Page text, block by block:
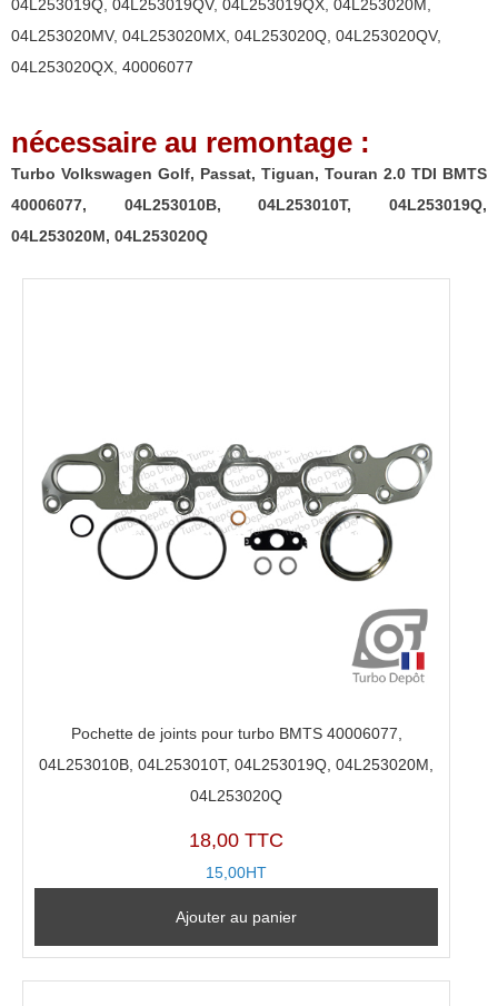
04L253010B,
04L253019Q,
04L253020M,
04L253020Q
04L253019Q, 04L253019QV, 04L253019QX, 04L253020M,
04L253020MV, 04L253020MX, 04L253020Q, 04L253020QV,
04L253020QX, 40006077
nécessaire au remontage :
Turbo Volkswagen Golf, Passat, Tiguan, Touran 2.0 TDI BMTS
40006077, 04L253010B, 04L253010T, 04L253019Q,
04L253020M, 04L253020Q
Pochette de joints pour turbo BMTS 40006077,
04L253010B, 04L253010T, 04L253019Q, 04L253020M,
04L253020Q
18,00 TTC
15,00HT
Ajouter au panier